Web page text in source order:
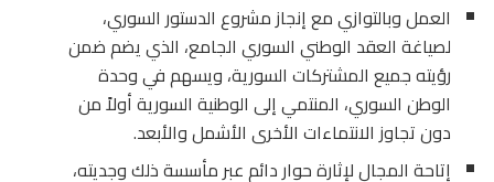
العمل وبالتوازي مع إنجاز مشروع الدستور السوري،
لصياغة العقد الوطني السوري الجامع، الذي يضم ضمن
رؤيته جميع المشتركات السورية، ويسهم في وحدة
الوطن السوري، المنتمي إلى الوطنية السورية أولاً من
دون تجاوز الانتماءات الأخرى الأشمل والأبعد.
إتاحة المجال لإثارة حوار دائم عبر مأسسة ذلك وجديته،